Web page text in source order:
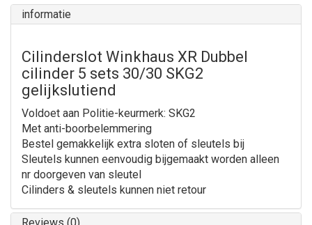
informatie
Cilinderslot Winkhaus XR Dubbel
cilinder 5 sets 30/30 SKG2
gelijkslutiend
Voldoet aan Politie-keurmerk: SKG2
Met anti-boorbelemmering
Bestel gemakkelijk extra sloten of sleutels bij
Sleutels kunnen eenvoudig bijgemaakt worden alleen
nr doorgeven van sleutel
Cilinders & sleutels kunnen niet retour